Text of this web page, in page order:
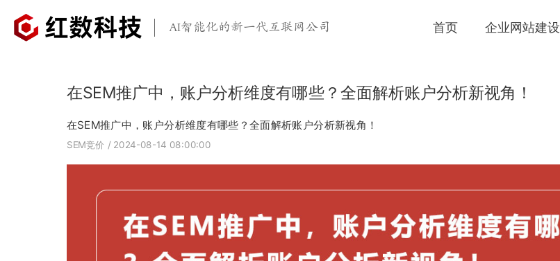
AI智能化的新一代互联网公司 首页 企业网站建设
在SEM推广中，账户分析维度有哪些？全面解析账户分析新视角！
在SEM推广中，账户分析维度有哪些？全面解析账户分析新视角！
SEM竞价 / 2024-08-14 08:00:00